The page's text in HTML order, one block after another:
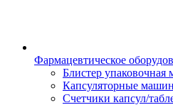
Фармацевтическое
Блистер упаковочная
Капсуляторные
Счетчики капсул/